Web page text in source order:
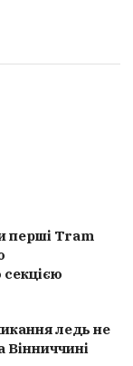
перші Tram
ледь не
Вінниччині